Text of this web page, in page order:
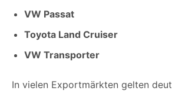
VW Passat
Toyota Land Cruiser
VW Transporter
In vielen Exportmärkten gelten